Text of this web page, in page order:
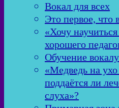
Вокал для всех
Это первое, что
«Хочу
хорошего
Обучение
«Медведь на
поддаётся ли
слуха»?